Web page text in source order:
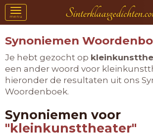
Toggle
navigation
menu
Synoniemen
Je hebt gezocht op
een ander woord voor
hieronder de resultaten uit ons
Woordenboek.
Synoniemen voor
"kleinkunsttheater"